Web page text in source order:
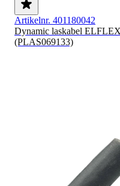
Artikelnr. 401180042
Dynamic laskabel
(PLAS069133)